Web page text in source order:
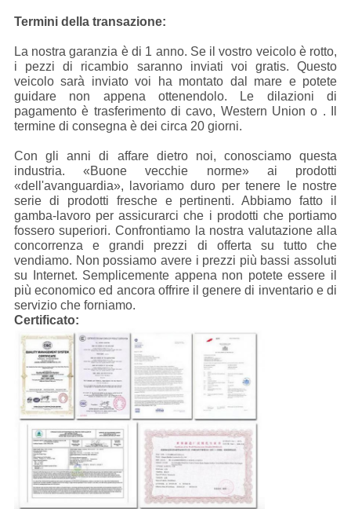
Termini della transazione:
La nostra garanzia è di 1 anno. Se il vostro veicolo è rotto,
i pezzi di ricambio saranno inviati voi gratis. Questo
veicolo sarà inviato voi ha montato dal mare e potete
guidare non appena ottenendolo. Le dilazioni di
pagamento è trasferimento di cavo, Western Union o . Il
termine di consegna è dei circa 20 giorni.
Con gli anni di affare dietro noi, conosciamo questa
industria. «Buone vecchie norme» ai prodotti
«dell'avanguardia», lavoriamo duro per tenere le nostre
serie di prodotti fresche e pertinenti. Abbiamo fatto il
gamba-lavoro per assicurarci che i prodotti che portiamo
fossero superiori. Confrontiamo la nostra valutazione alla
concorrenza e grandi prezzi di offerta su tutto che
vendiamo. Non possiamo avere i prezzi più bassi assoluti
su Internet. Semplicemente appena non potete essere il
più economico ed ancora offrire il genere di inventario e di
servizio che forniamo.
Certificato: